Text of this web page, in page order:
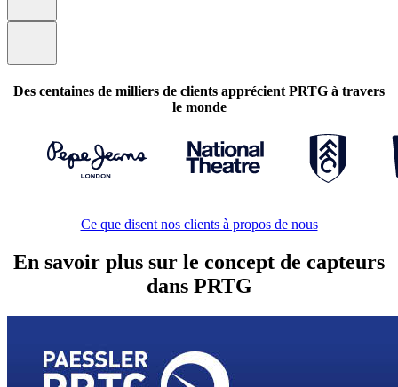
Des centaines de milliers de clients apprécient PRTG à travers
le monde
Ce que disent nos clients à propos de nous
En savoir plus sur le concept de capteurs
dans PRTG